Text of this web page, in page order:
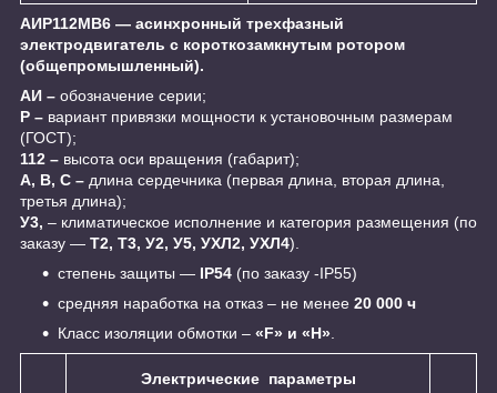
АИР112МВ6 ― асинхронный трехфазный
электродвигатель с короткозамкнутым ротором
(общепромышленный).
АИ – обозначение серии;
Р – вариант привязки мощности к установочным размерам
(ГОСТ);
112 – высота оси вращения (габарит);
А, В, С – длина сердечника (первая длина, вторая длина,
третья длина);
У3, – климатическое исполнение и категория размещения (по
заказу ― Т2, Т3, У2, У5, УХЛ2, УХЛ4).
cтепень защиты ― IP54 (по заказу -IP55)
средняя наработка на отказ – не менее 20 000 ч
Класс изоляции обмотки – «F» и «H»
Электрические параметры